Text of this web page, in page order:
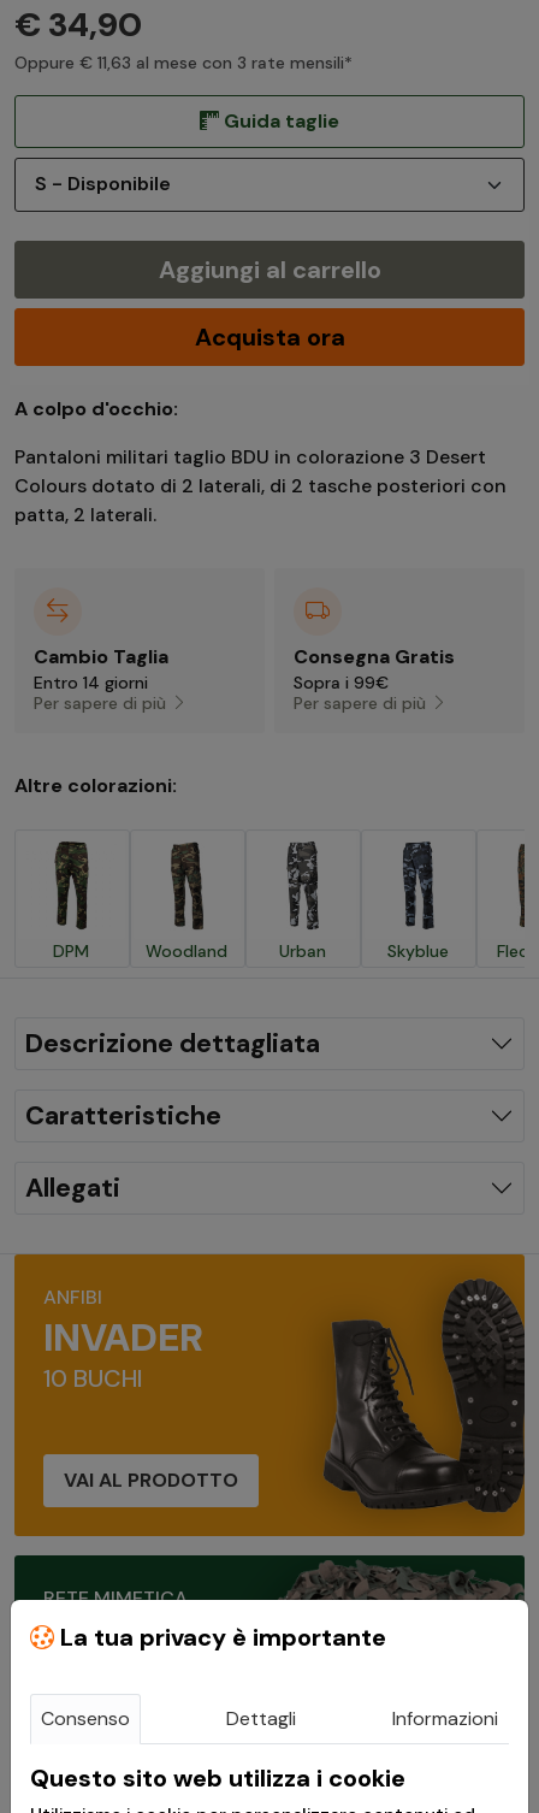
€ 34,90
Oppure € 11,63 al mese con 3 rate mensili*
Guida taglie
Aggiungi al carrello
Acquista ora
A colpo d'occhio:
Pantaloni militari taglio BDU in colorazione 3 Desert
Colours dotato di 2 laterali, di 2 tasche posteriori con
patta, 2 laterali.
Cambio Taglia
Entro 14 giorni
Per sapere di più
Consegna Gratis
Sopra i 99€
Per sapere di più
Altre colorazioni:
DPM Woodland Urban Skyblue
Descrizione dettagliata
Caratteristiche
Allegati
ANFIBI
INVADER
10 BUCHI
VAI AL PRODOTTO
RETE MIMETICA
CAMOSYSTEM
VAI AL PRODOTTO
La tua privacy è importante
Consenso Dettagli Informazioni
Questo sito web utilizza i cookie